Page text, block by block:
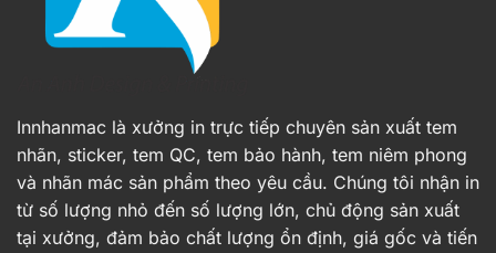
Innhanmac là xưởng in trực tiếp chuyên sản xuất tem
nhãn, sticker, tem QC, tem bảo hành, tem niêm phong
và nhãn mác sản phẩm theo yêu cầu. Chúng tôi nhận in
từ số lượng nhỏ đến số lượng lớn, chủ động sản xuất
tại xưởng, đảm bảo chất lượng ổn định, giá gốc và tiến